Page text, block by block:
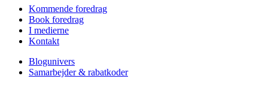
Kommende foredrag
Book foredrag
I medierne
Kontakt
Blogunivers
Samarbejder & rabatkoder